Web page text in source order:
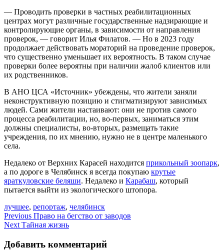
— Проводить проверки в частных реабилитационных
центрах могут различные государственные надзирающие и
контролирующие органы, в зависимости от направления
проверок, — говорит Илья Филатов. — Но в 2023 году
продолжает действовать мораторий на проведение проверок,
что существенно уменьшает их вероятность. В таком случае
проверки более вероятны при наличии жалоб клиентов или
их родственников.
В АНО ЦСА «Источник» убеждены, что жители заняли
неконструктивную позицию и стигматизируют зависимых
людей. Сами жители настаивают: они не против самого
процесса реабилитации, но, во-первых, заниматься этим
должны специалисты, во-вторых, размещать такие
учреждения, по их мнению, нужно не в центре маленького
села.
Недалеко от Верхних Карасей находится прикольный зоопарк,
а по дороге в Челябинск я всегда покупаю крутые
яраткуловские беляши. Недалеко и Карабаш, который
пытается выйти из экологического штопора.
лучшее, репортаж, челябинск
Навигация
по
записям
Previous Право на бегство от заводов
Next Тайная жизнь
Добавить комментарий